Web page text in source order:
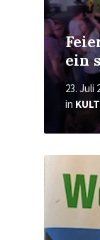
ein
23. Juli
in
Mehr
erfahren